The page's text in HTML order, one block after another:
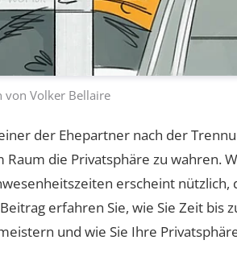
vonVolker Bellaire
der Ehepartner nach der
die Privatsphäre zu wahren.
erscheint
erfahren Sie, wie Sie Zeit bis
und wie Sie Ihre